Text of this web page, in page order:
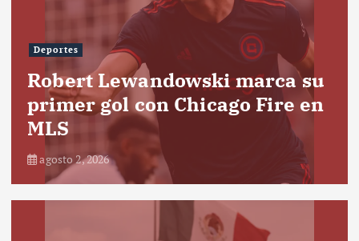
Deportes
Robert Lewandowski marca su
primer gol con Chicago Fire en
MLS
agosto 2, 2026